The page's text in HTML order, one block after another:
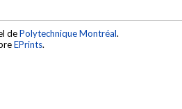
dePolytechnique Montréal.
EPrints.